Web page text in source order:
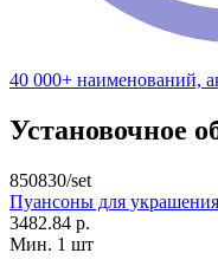
40 000+ наименований,
Установочное
850830/set
Пуансоны для
3482.84 р.
Мин. 1 шт